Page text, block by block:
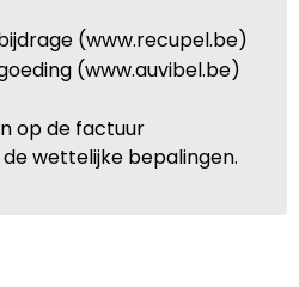
(www.recupel.be)
(www.auvibel.be)
op de factuur
wettelijke bepalingen.